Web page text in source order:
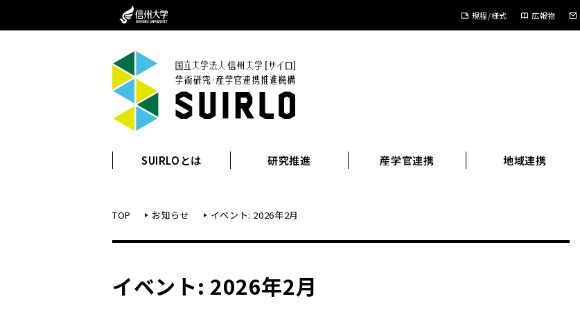
広報物
規程/様式
SUIRLOとは 研究推進 産学官連携 地域連携
TOP お知らせ イベント: 2026年2月
イベント: 2026年2月